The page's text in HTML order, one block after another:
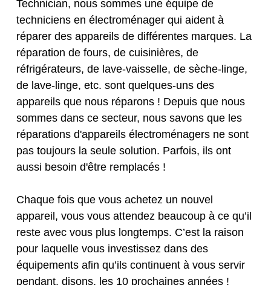
Technician, nous sommes une équipe de
techniciens en électroménager qui aident à
réparer des appareils de différentes marques. La
réparation de fours, de cuisinières, de
réfrigérateurs, de lave-vaisselle, de sèche-linge,
de lave-linge, etc. sont quelques-uns des
appareils que nous réparons ! Depuis que nous
sommes dans ce secteur, nous savons que les
réparations d'appareils électroménagers ne sont
pas toujours la seule solution. Parfois, ils ont
aussi besoin d'être remplacés !
Chaque fois que vous achetez un nouvel
appareil, vous vous attendez beaucoup à ce qu’il
reste avec vous plus longtemps. C’est la raison
pour laquelle vous investissez dans des
équipements afin qu’ils continuent à vous servir
pendant, disons, les 10 prochaines années !